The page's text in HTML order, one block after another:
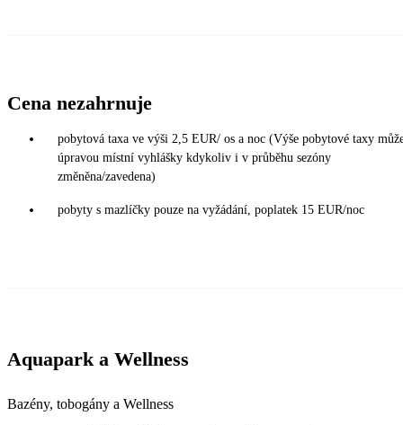
Cena nezahrnuje
pobytová taxa ve výši 2,5 EUR/ os a noc (Výše pobytové taxy
úpravou místní vyhlášky kdykoliv i v průběhu sezóny
změněna/zavedena)
pobyty s mazlíčky pouze na vyžádání, poplatek 15 EUR/noc
Aquapark a Wellness
Bazény, tobogány a Wellness